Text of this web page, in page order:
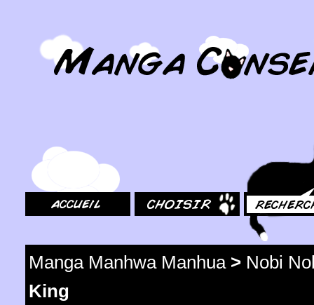
Manga Manhwa Manhua> Nobi
King